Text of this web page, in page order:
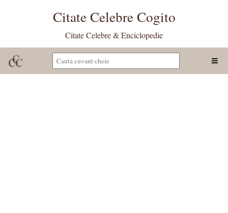
Citate Celebre Cogito
Citate Celebre & Enciclopedie